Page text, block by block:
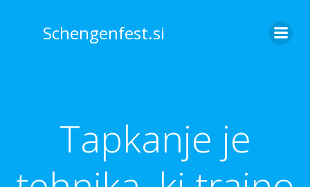
to
content
Schengenfest.si
Tapkanje je